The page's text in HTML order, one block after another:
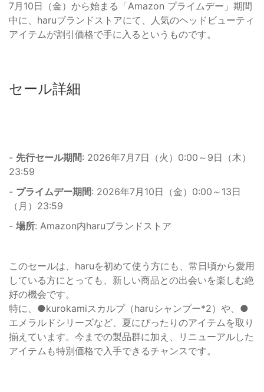
7月10日（金）から始まる「Amazon プライムデー」期間
中に、haruブランドストアにて、人気のヘッドビューティ
アイテムが割引価格で手に入るというものです。
セール詳細
- 先行セール期間: 2026年7月7日（火）0:00～9日（木）
23:59
- プライムデー期間: 2026年7月10日（金）0:00～13日
（月）23:59
- 場所: Amazon内haruブランドストア
このセールは、haruを初めて使う方にも、常日頃から愛用
している方にとっても、新しい商品との出会いを楽しむ絶
好の機会です。
特に、●kurokamiスカルプ（haruシャンプー*2）や、●
エメラルドシリーズなど、夏にぴったりのアイテムを取り
揃えています。今までの製品群に加え、リニューアルした
アイテムも特別価格で入手できるチャンスです。